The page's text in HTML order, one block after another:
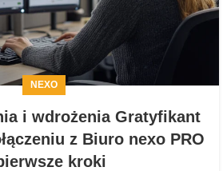
NEXO
i wdrożenia Gratyfikant
z Biuro nexo PRO
kroki